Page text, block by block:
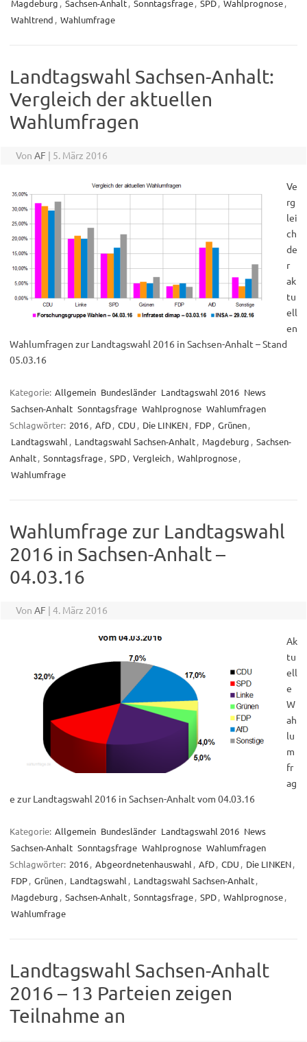
Magdeburg , Sachsen-Anhalt, Sonntagsfrage, SPD, Wahlprognose,
Wahltrend , Wahlumfrage
Landtagswahl Sachsen-Anhalt:
Vergleich der aktuellen
Wahlumfragen
Von AF | 5. März 2016
Ve
rg
lei
ch
de
r
ak
tu
ell
en
Wahlumfragen zur Landtagswahl 2016 in Sachsen-Anhalt – Stand
05.03.16
Kategorie: Allgemein Bundesländer Landtagswahl 2016 News
Sachsen-Anhalt Sonntagsfrage Wahlprognose Wahlumfragen
Schlagwörter: 2016, AfD, CDU , Die LINKEN, FDP, Grünen,
Landtagswahl , Landtagswahl Sachsen-Anhalt, Magdeburg , Sachsen-
Anhalt, Sonntagsfrage, SPD, Vergleich, Wahlprognose,
Wahlumfrage
Wahlumfrage zur Landtagswahl
2016 in Sachsen-Anhalt –
04.03.16
Von AF | 4. März 2016
Ak
tu
ell
e
W
ah
lu
m
fr
ag
e zur Landtagswahl 2016 in Sachsen-Anhalt vom 04.03.16
Kategorie: Allgemein Bundesländer Landtagswahl 2016 News
Sachsen-Anhalt Sonntagsfrage Wahlprognose Wahlumfragen
Schlagwörter: 2016, Abgeordnetenhauswahl , AfD, CDU , Die LINKEN,
FDP, Grünen, Landtagswahl , Landtagswahl Sachsen-Anhalt,
Magdeburg , Sachsen-Anhalt, Sonntagsfrage, SPD, Wahlprognose,
Wahlumfrage
Landtagswahl Sachsen-Anhalt
2016 – 13 Parteien zeigen
Teilnahme an